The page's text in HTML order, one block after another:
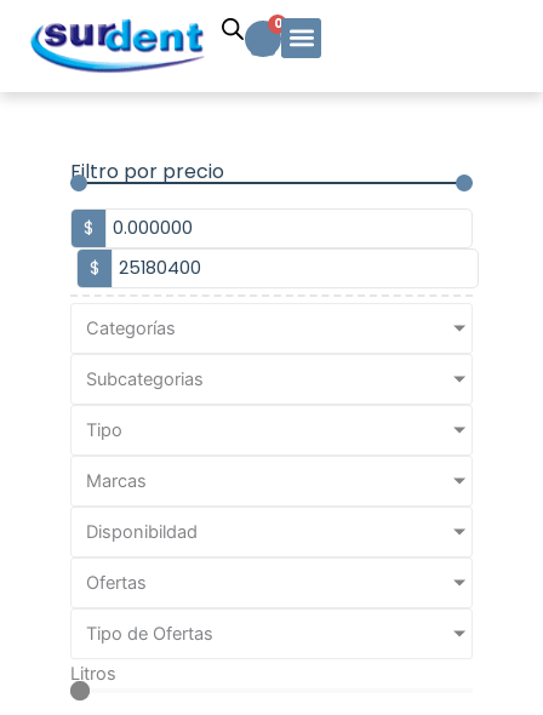
contenido
0
Carrito
Filtro por precio
$
$
Categorías
Subcategorias
Tipo
Marcas
Disponibildad
Ofertas
Tipo de Ofertas
Litros